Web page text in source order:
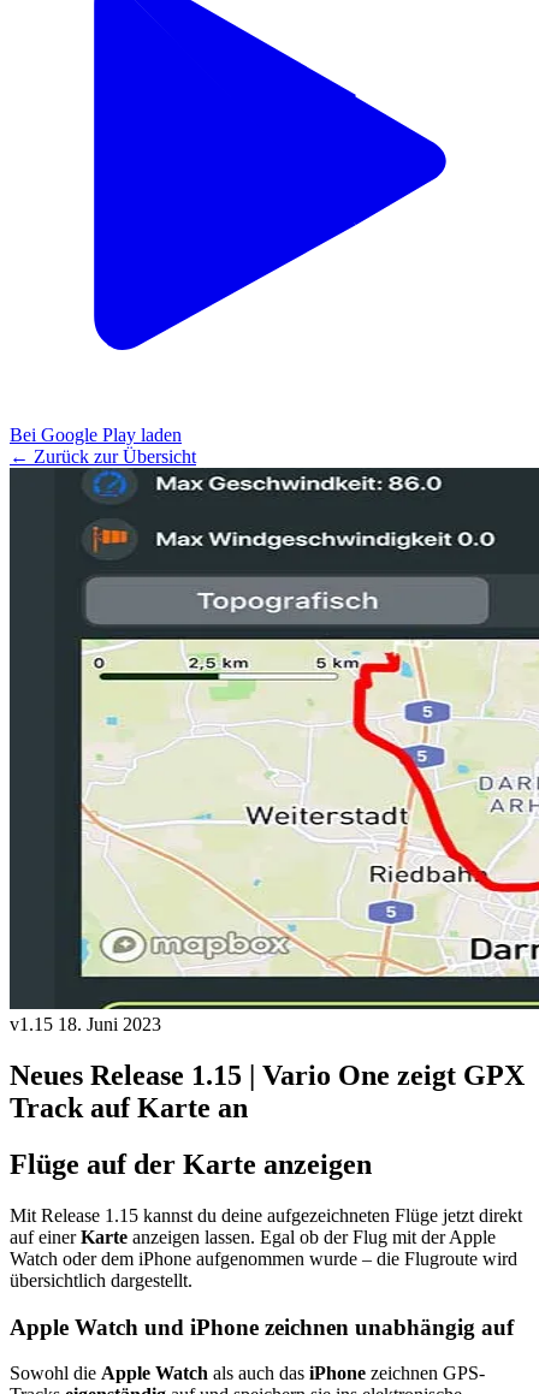
Bei Google Play laden
← Zurück zur Übersicht
v1.15 18. Juni 2023
Neues Release 1.15 | Vario One zeigt GPX
Track auf Karte an
Flüge auf der Karte anzeigen
Mit Release 1.15 kannst du deine aufgezeichneten Flüge jetzt direkt
auf einerKarte anzeigen lassen. Egal ob der Flug mit der Apple
Watch oder dem iPhone aufgenommen wurde – die Flugroute wird
übersichtlich dargestellt.
Apple Watch und iPhone zeichnen unabhängig auf
Sowohl die Apple Watch als auch das iPhone zeichnen GPS-